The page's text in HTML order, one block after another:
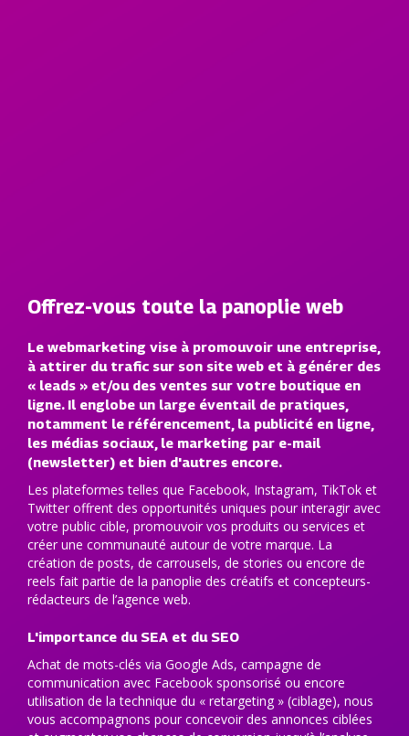
Offrez-vous toute la panoplie web
Le webmarketing vise à promouvoir une entreprise,
à attirer du trafic sur son site web et à générer des
« leads » et/ou des ventes sur votre boutique en
ligne. Il englobe un large éventail de pratiques,
notamment le référencement, la publicité en ligne,
les médias sociaux, le marketing par e-mail
(newsletter) et bien d'autres encore.
Les plateformes telles que Facebook, Instagram, TikTok et
Twitter offrent des opportunités uniques pour interagir avec
votre public cible, promouvoir vos produits ou services et
créer une communauté autour de votre marque. La
création de posts, de carrousels, de stories ou encore de
reels fait partie de la panoplie des créatifs et concepteurs-
rédacteurs de l’agence web.
L'importance du SEA et du SEO
Achat de mots-clés via Google Ads, campagne de
communication avec Facebook sponsorisé ou encore
utilisation de la technique du « retargeting » (ciblage), nous
vous accompagnons pour concevoir des annonces ciblées